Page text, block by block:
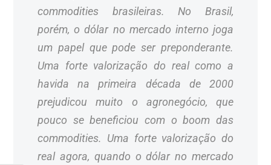
commodities brasileiras. No Brasil,
porém, o dólar no mercado interno joga
um papel que pode ser preponderante.
Uma forte valorização do real como a
havida na primeira década de 2000
prejudicou muito o agronegócio, que
pouco se beneficiou com o boom das
commodities. Uma forte valorização do
real agora, quando o dólar no mercado